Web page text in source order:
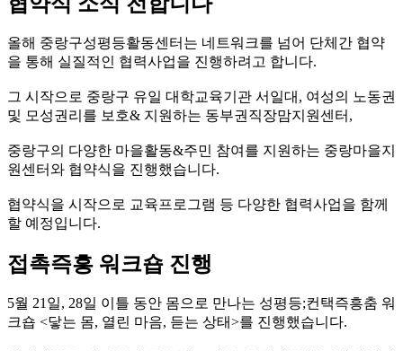
올해 중랑구성평등활동센터는 네트워크를 넘어 단체간 협약
을 통해 실질적인 협력사업을 진행하려고 합니다.
그 시작으로 중랑구 유일 대학교육기관 서일대, 여성의 노동권
및 모성권리를 보호& 지원하는 동부권직장맘지원센터,
중랑구의 다양한 마을활동&주민 참여를 지원하는 중랑마을지
원센터와 협약식을 진행했습니다.
협약식을 시작으로 교육프로그램 등 다양한 협력사업을 함께
할 예정입니다.
접촉즉흥 워크숍 진행
5월 21일, 28일 이틀 동안 몸으로 만나는 성평등;컨택즉흥춤 워
크숍 <닿는 몸, 열린 마음, 듣는 상태>를 진행했습니다.